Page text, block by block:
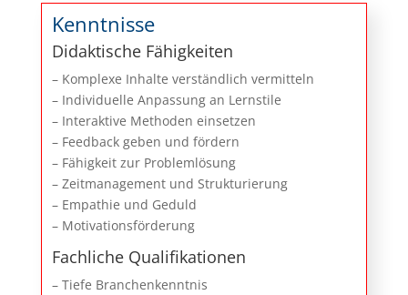
Kenntnisse
Didaktische Fähigkeiten
– Komplexe Inhalte verständlich vermitteln
– Individuelle Anpassung an Lernstile
– Interaktive Methoden einsetzen
– Feedback geben und fördern
– Fähigkeit zur Problemlösung
– Zeitmanagement und Strukturierung
– Empathie und Geduld
– Motivationsförderung
Fachliche Qualifikationen
– Tiefe Branchenkenntnis